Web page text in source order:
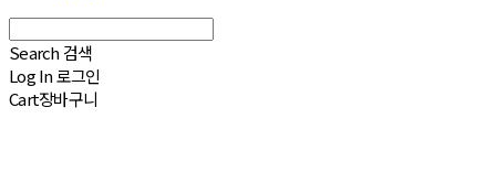
Search 검색
Log In로그인
Cart장바구니